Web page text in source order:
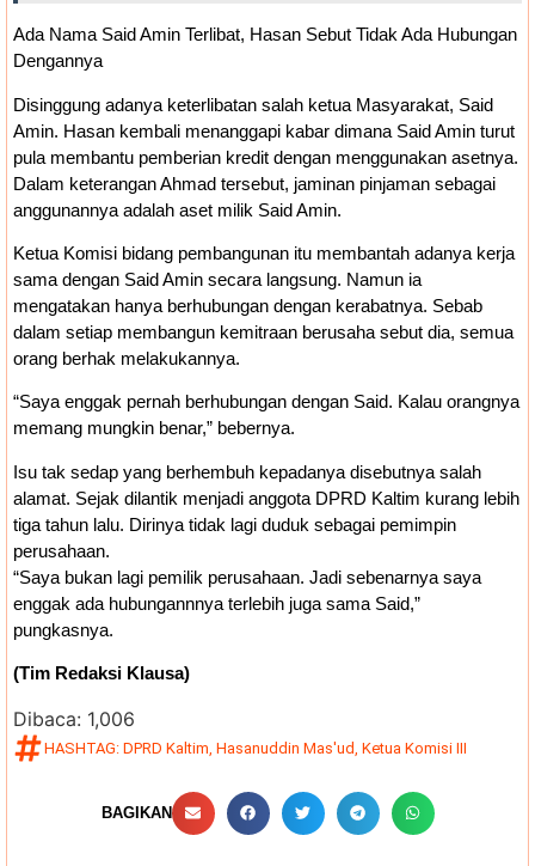
Ada Nama Said Amin Terlibat, Hasan Sebut Tidak Ada Hubungan
Dengannya
Disinggung adanya keterlibatan salah ketua Masyarakat, Said
Amin. Hasan kembali menanggapi kabar dimana Said Amin turut
pula membantu pemberian kredit dengan menggunakan asetnya.
Dalam keterangan Ahmad tersebut, jaminan pinjaman sebagai
anggunannya adalah aset milik Said Amin.
Ketua Komisi bidang pembangunan itu membantah adanya kerja
sama dengan Said Amin secara langsung. Namun ia
mengatakan hanya berhubungan dengan kerabatnya. Sebab
dalam setiap membangun kemitraan berusaha sebut dia, semua
orang berhak melakukannya.
“Saya enggak pernah berhubungan dengan Said. Kalau orangnya
memang mungkin benar,” bebernya.
Isu tak sedap yang berhembuh kepadanya disebutnya salah
alamat. Sejak dilantik menjadi anggota DPRD Kaltim kurang lebih
tiga tahun lalu. Dirinya tidak lagi duduk sebagai pemimpin
perusahaan.
“Saya bukan lagi pemilik perusahaan. Jadi sebenarnya saya
enggak ada hubungannnya terlebih juga sama Said,”
pungkasnya.
(Tim Redaksi Klausa)
Dibaca: 1,006
HASHTAG: DPRD Kaltim Hasanuddin Mas'ud Ketua Komisi III
BAGIKAN